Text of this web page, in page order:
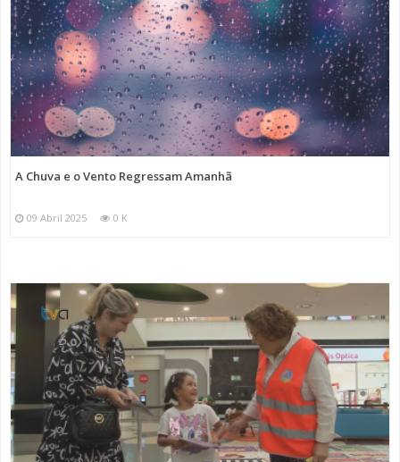
A Chuva e o Vento Regressam Amanhã
09 Abril 2025 0 K